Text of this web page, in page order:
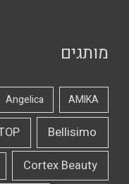
מותגים
AMIKA
Angelica
Bellisimo
Cortex Beauty